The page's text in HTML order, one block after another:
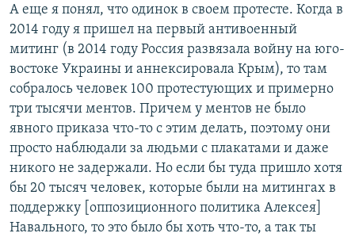
А еще я понял, что одинок в своем протесте. Когда в
2014 году я пришел на первый антивоенный
митинг (в 2014 году Россия развязала войну на юго-
востоке Украины и аннексировала Крым), то там
собралось человек 100 протестующих и примерно
три тысячи ментов. Причем у ментов не было
явного приказа что-то с этим делать, поэтому они
просто наблюдали за людьми с плакатами и даже
никого не задержали. Но если бы туда пришло хотя
бы 20 тысяч человек, которые были на митингах в
поддержку [оппозиционного политика Алексея]
Навального, то это было бы хоть что-то, а так ты